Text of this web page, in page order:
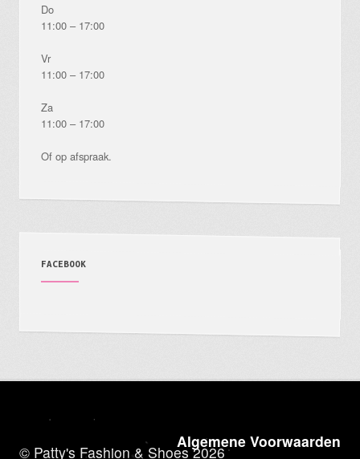
Do
11:00 – 17:00
Vr
11:00 – 17:00
Za
11:00 – 17:00
Of op afspraak.
FACEBOOK
© Patty's Fashion & Shoes 2026
Algemene Voorwaarden